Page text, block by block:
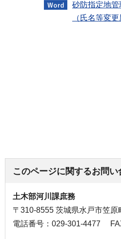
砂防指定地
（氏名等変
このページに関するお問い
土木部河川課庶務
〒310-8555 茨城県水戸市笠原
電話番号：029-301-4477